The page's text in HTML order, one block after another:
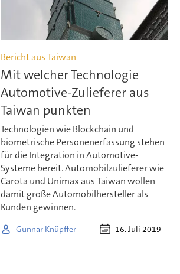
Bericht aus Taiwan
Mit welcher Technologie
Automotive-Zulieferer aus
Taiwan punkten
Technologien wie Blockchain und
biometrische Personenerfassung stehen
für die Integration in Automotive-
Systeme bereit. Automobilzulieferer wie
Carota und Unimax aus Taiwan wollen
damit große Automobilhersteller als
Kunden gewinnen.
Gunnar Knüpffer 16. Juli 2019